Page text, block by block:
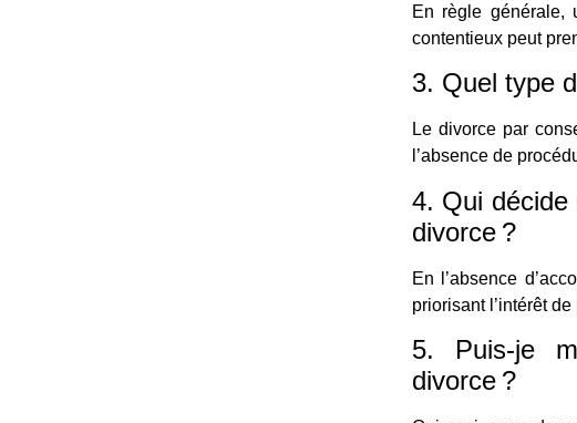
En règle générale,
contentieux peut
3. Quel type
Le divorce par
l’absence de
4. Qui décide
divorce ?
En l’absence
priorisant l’intérêt de
5. Puis-je
divorce ?